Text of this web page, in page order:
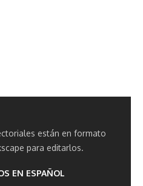
están en formato
para editarlos.
EN ESPAÑOL